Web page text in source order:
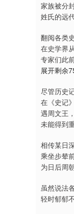
家族被分
姓氏的远
翻阅各类
在史学界
专家们此
展开剩余
尽管历史
在《史记
遇周文王
未能得到
相传某日
乘坐步辇
为日后周
虽然说法
轻时郁郁